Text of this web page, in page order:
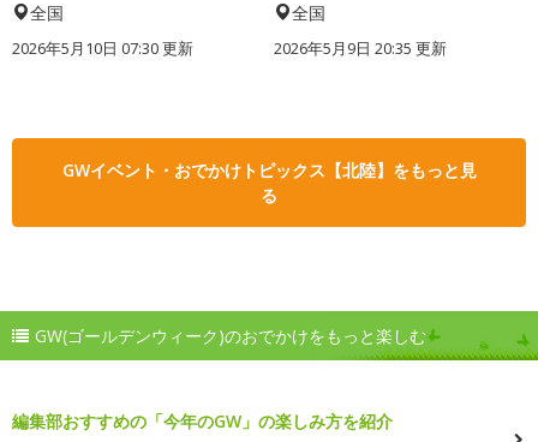
全国
2026年5月10日 07:30 更新
全国
2026年5月9日 20:35 更新
GWイベント・おでかけトピックス【北陸】をもっと見
る
GW(ゴールデンウィーク)のおでかけをもっと楽しむ
編集部おすすめの「今年のGW」の楽しみ方を紹介